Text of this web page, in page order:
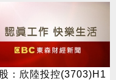
：欣陸投控(3703)H1